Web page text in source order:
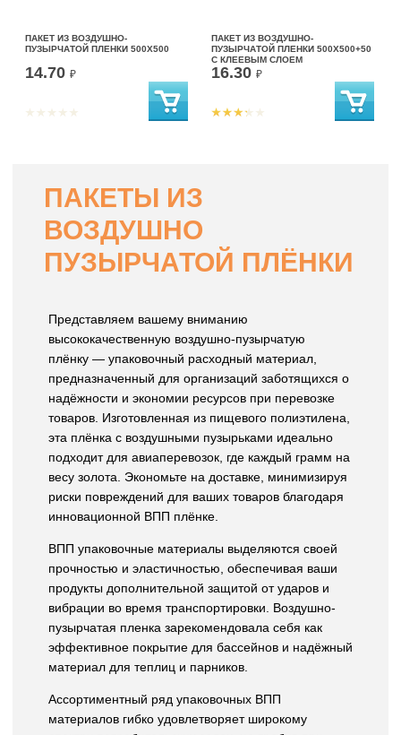
ПАКЕТ ИЗ ВОЗДУШНО-
ПУЗЫРЧАТОЙ ПЛЕНКИ 500Х500
14.70 ₽
ПАКЕТ ИЗ ВОЗДУШНО-
ПУЗЫРЧАТОЙ ПЛЕНКИ 500Х500+50
С КЛЕЕВЫМ СЛОЕМ
16.30 ₽
ПАКЕТЫ ИЗ
ВОЗДУШНО
ПУЗЫРЧАТОЙ ПЛЁНКИ
Представляем вашему вниманию
высококачественную воздушно-пузырчатую
плёнку — упаковочный расходный материал,
предназначенный для организаций заботящихся о
надёжности и экономии ресурсов при перевозке
товаров. Изготовленная из пищевого полиэтилена,
эта плёнка с воздушными пузырьками идеально
подходит для авиаперевозок, где каждый грамм на
весу золота. Экономьте на доставке, минимизируя
риски повреждений для ваших товаров благодаря
инновационной ВПП плёнке.
ВПП упаковочные материалы выделяются своей
прочностью и эластичностью, обеспечивая ваши
продукты дополнительной защитой от ударов и
вибрации во время транспортировки. Воздушно-
пузырчатая пленка зарекомендовала себя как
эффективное покрытие для бассейнов и надёжный
материал для теплиц и парников.
Ассортиментный ряд упаковочных ВПП
материалов гибко удовлетворяет широкому